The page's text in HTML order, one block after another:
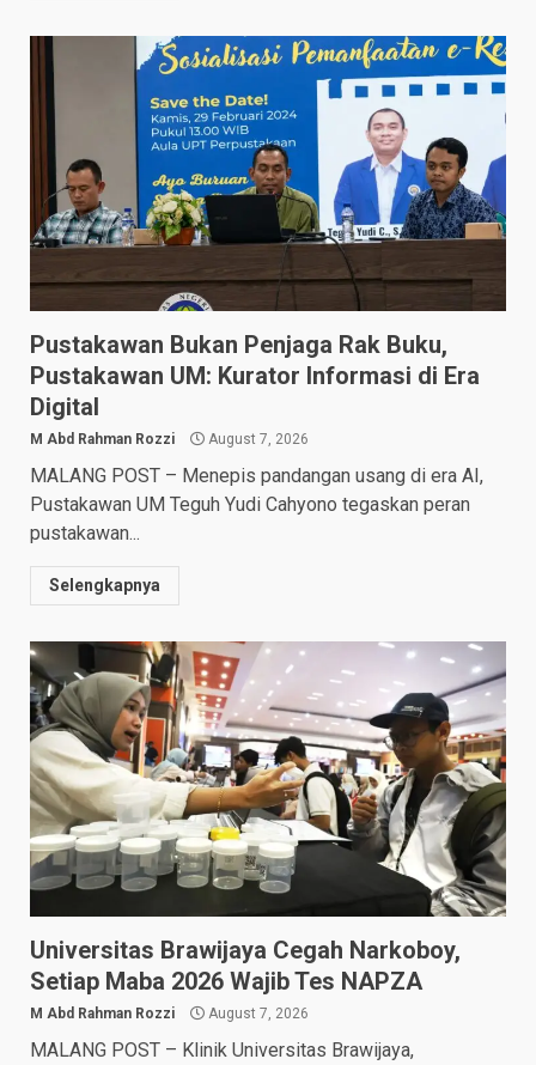
Pustakawan Bukan Penjaga Rak Buku,
Pustakawan UM: Kurator Informasi di Era
Digital
M Abd Rahman Rozzi August 7, 2026
MALANG POST – Menepis pandangan usang di era AI,
Pustakawan UM Teguh Yudi Cahyono tegaskan peran
pustakawan...
Selengkapnya
Universitas Brawijaya Cegah Narkoboy,
Setiap Maba 2026 Wajib Tes NAPZA
M Abd Rahman Rozzi August 7, 2026
MALANG POST – Klinik Universitas Brawijaya,